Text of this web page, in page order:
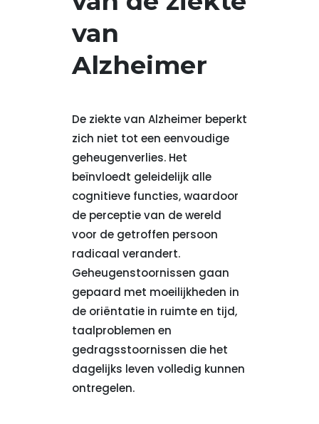
van
Alzheimer
De ziekte van Alzheimer beperkt
zich niet tot een eenvoudige
geheugenverlies. Het
beïnvloedt geleidelijk alle
cognitieve functies, waardoor
de perceptie van de wereld
voor de getroffen persoon
radicaal verandert.
Geheugenstoornissen gaan
gepaard met moeilijkheden in
de oriëntatie in ruimte en tijd,
taalproblemen en
gedragsstoornissen die het
dagelijks leven volledig kunnen
ontregelen.